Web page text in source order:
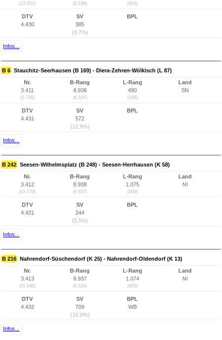
(13.057) (6.538) (693)
DTV
4.430
SV
385
(8,7%)
BPL
Infos...
B 6 Stauchitz-Seerhausen (B 169) - Diera-Zehren-Wölkisch (L 87)
Nr.
3.411
(3.738)
B-Rang
8.938
(6.537)
L-Rang
490
(398)
Land
SN
DTV
4.431
SV
572
(12,9%)
BPL
Infos...
B 242 Seesen-Wilhelmsplatz (B 248) - Seesen-Herrhausen (K 58)
Nr.
3.412
(10.779)
B-Rang
8.938
(6.537)
L-Rang
1.075
(806)
Land
NI
DTV
4.431
SV
244
(5,5%)
BPL
Infos...
B 216 Nahrendorf-Süschendorf (K 25) - Nahrendorf-Oldendorf (K 13)
Nr.
3.413
(10.240)
B-Rang
8.937
(6.536)
L-Rang
1.074
(805)
Land
NI
DTV
4.432
SV
709
(16,0%)
BPL
WB
Infos...